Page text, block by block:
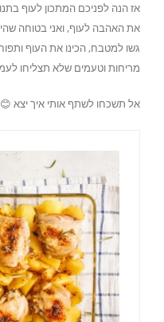
אז הנה לפניכם המתכון לעוף
את האהבה לעוף, ואני בטוחה
גשו למטבח, הכינו את העוף
מריחות וטעמים שלא תצליחו
אל תשכחו לשתף אותי איך יצא